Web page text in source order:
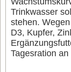
Trinkwasser
stehen.
D3, Kupfer,
Tagesration